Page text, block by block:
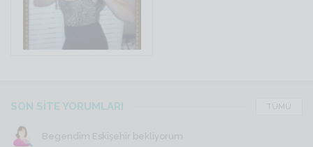
SON SİTE YORUMLARI TÜMÜ
Begendim Eskişehir bekliyorum